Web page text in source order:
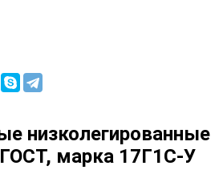
низколегированные
марка 17Г1С-У